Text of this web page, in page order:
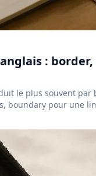
:
le plus souvent
boundary pour une